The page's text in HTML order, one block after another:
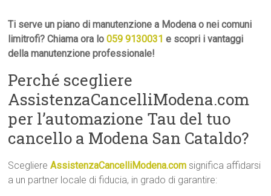
Ti serve un piano di manutenzione a Modena o nei comuni
limitrofi? Chiama ora lo059 9130031 e scopri i vantaggi
della manutenzione professionale!
Perché scegliere
AssistenzaCancelliModena.com
per l’automazione Tau del tuo
cancello a Modena San Cataldo?
ScegliereAssistenzaCancelliModena.com significa affidarsi
a un partner locale di fiducia, in grado di garantire: